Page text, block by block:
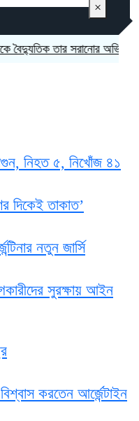
তার সরানোর অভিযোগ,
×
আগুন, নিহত ৫, নিখোঁজ ৪১
দিকেই তাকাত’
নতুন জার্সি
সুরক্ষায় আইন
করতেন আর্জেন্টাইন